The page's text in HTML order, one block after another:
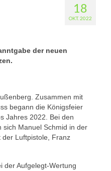
18
OKT. 2022
der neuen
Zusammen mit
begann die Königsfeier
Jahres 2022. Bei den
sich Manuel Schmid in der
der Luftpistole, Franz
der Aufgelegt-Wertung